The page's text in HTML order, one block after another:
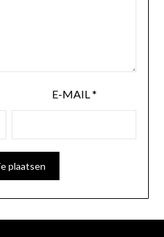
E-MAIL *